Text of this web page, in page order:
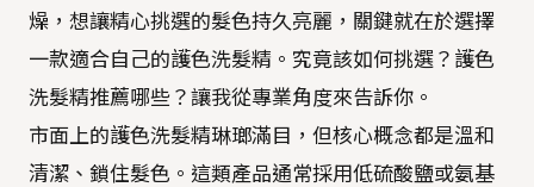
燥，想讓精心挑選的髮色持久亮麗，關鍵就在於選擇
一款適合自己的護色洗髮精。究竟該如何挑選？護色
洗髮精推薦哪些？讓我從專業角度來告訴你。
市面上的護色洗髮精琳瑯滿目，但核心概念都是溫和
清潔、鎖住髮色。這類產品通常採用低硫酸鹽或氨基